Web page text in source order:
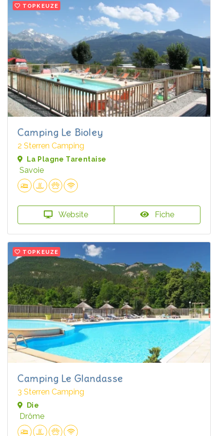
TOPKEUZE
Camping Le Bioley
2 Sterren Camping
La Plagne Tarentaise
Savoie
Website Fiche
TOPKEUZE
Camping Le Glandasse
3 Sterren Camping
Die
Drôme